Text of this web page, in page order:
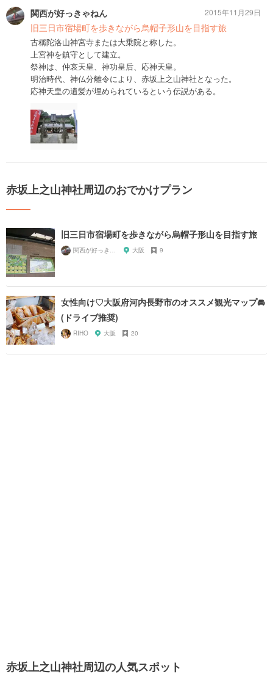
関西が好っきゃねん
旧三日市宿場町を歩きながら烏帽子形山を目指す旅
古稱陀洛山神宮寺または大乗院と称した。
上宮神を鎮守として建立。
祭神は、仲哀天皇、神功皇后、応神天皇。
明治時代、神仏分離令により、赤坂上之山神社となった。
応神天皇の遺髪が埋められているという伝説がある。
2015年11月29日
赤坂上之山神社周辺のおでかけプラン
旧三日市宿場町を歩きながら烏帽子形山を目指す旅
関西が好っきゃねん 大阪 9
女性向け♡大阪府河内長野市のオススメ観光マップ🚘
(ドライブ推奨)
RIHO 大阪 20
赤坂上之山神社周辺の人気スポット